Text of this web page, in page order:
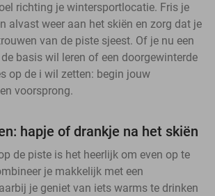
richting je wintersportlocatie. Fris je
alvast weer aan het skiën en zorg dat je
van de piste sjeest. Of je nu een
basis wil leren of een doorgewinterde
op de i wil zetten: begin jouw
voorsprong.
hapje of drankje na het skiën
de piste is het heerlijk om even op te
je makkelijk met een
je geniet van iets warms te drinken